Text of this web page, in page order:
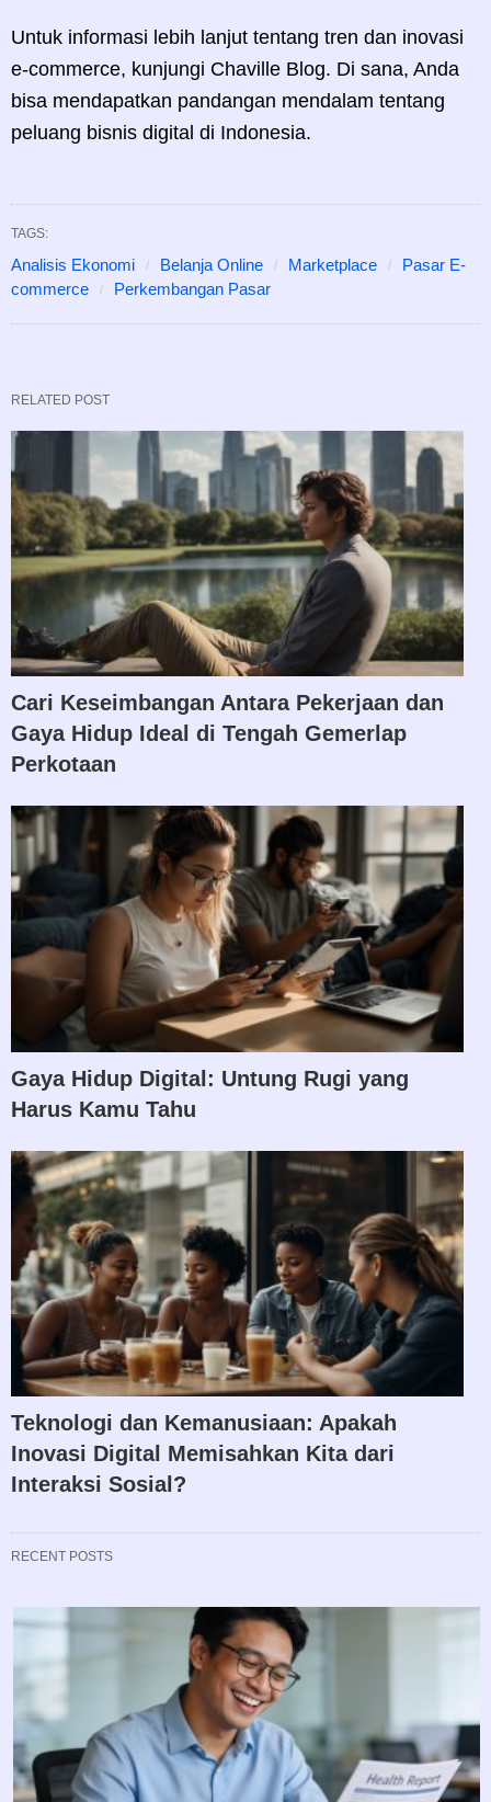
Untuk informasi lebih lanjut tentang tren dan inovasi
e-commerce, kunjungi Chaville Blog. Di sana, Anda
bisa mendapatkan pandangan mendalam tentang
peluang bisnis digital di Indonesia.
TAGS:
Analisis Ekonomi Belanja Online Marketplace
Pasar E-
commerce
Perkembangan Pasar
RELATED POST
Cari Keseimbangan Antara Pekerjaan dan
Gaya Hidup Ideal di Tengah Gemerlap
Perkotaan
Gaya Hidup Digital: Untung Rugi yang
Harus Kamu Tahu
Teknologi dan Kemanusiaan: Apakah
Inovasi Digital Memisahkan Kita dari
Interaksi Sosial?
RECENT POSTS